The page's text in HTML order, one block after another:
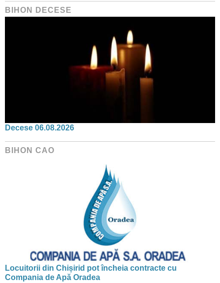
BIHON DECESE
Decese 06.08.2026
BIHON CAO
Locuitorii din Chișirid pot încheia contracte cu
Compania de Apă Oradea